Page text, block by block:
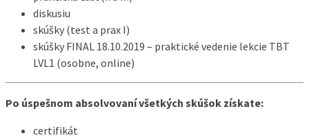
diskusiu
skúšky (test a prax I)
skúšky FINAL 18.10.2019 – praktické vedenie lekcie TBT
LVL1 (osobne, online)
Po úspešnom absolvovaní všetkých skúšok získate:
certifikát